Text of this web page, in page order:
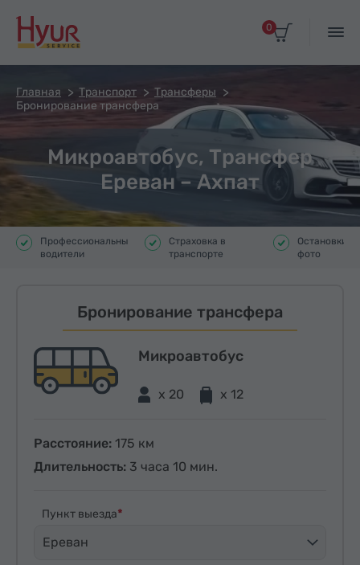
0
Главная Транспорт
Трансферы
Бронирование трансфера
Микроавтобус, Трансфер
Ереван – Ахпат
Профессиональные
водители
Страховка в
транспорте
Остановки
фото
Бронирование трансфера
Микроавтобус
x 20 x 12
Расстояние: 175 км
Длительность: 3 часа 10 мин.
Пункт выезда
Ереван